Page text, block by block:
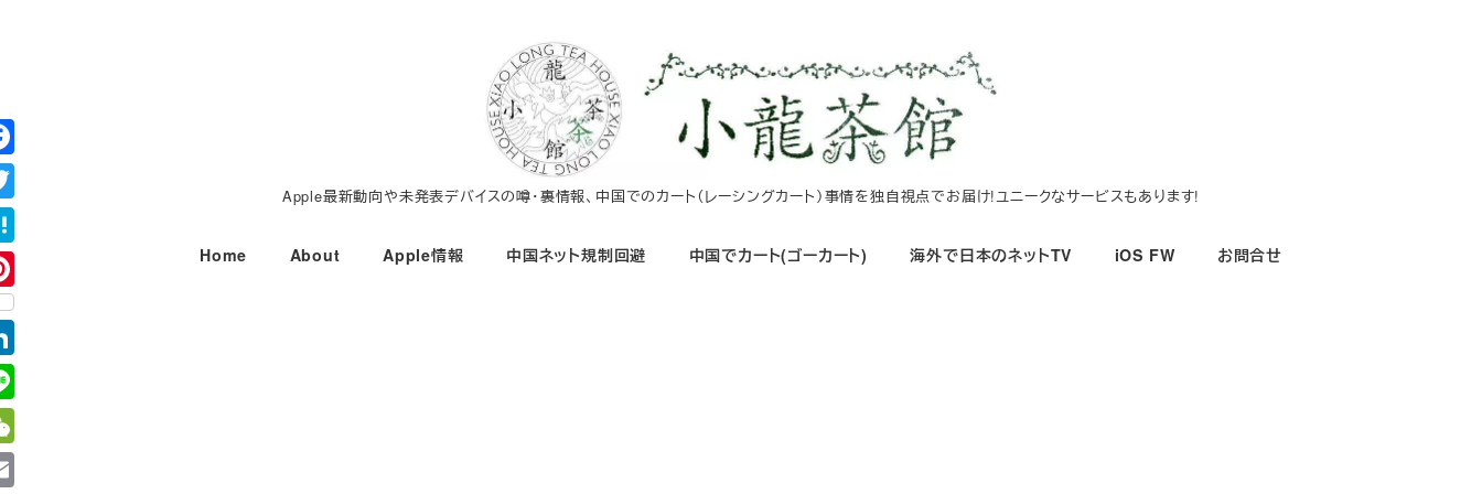
コ
ン
テ
ン
ツ
へ
移
動
Apple最新動向や未発表デバイスの噂・裏情報、中国でのカート（レーシングカート）事情を独自視点でお届け!ユニークなサービスもあります!
Home About Apple情報 中国ネット規制回避 中国でカート(ゴーカート) 海外で日本のネットTV iOS FW お問合せ